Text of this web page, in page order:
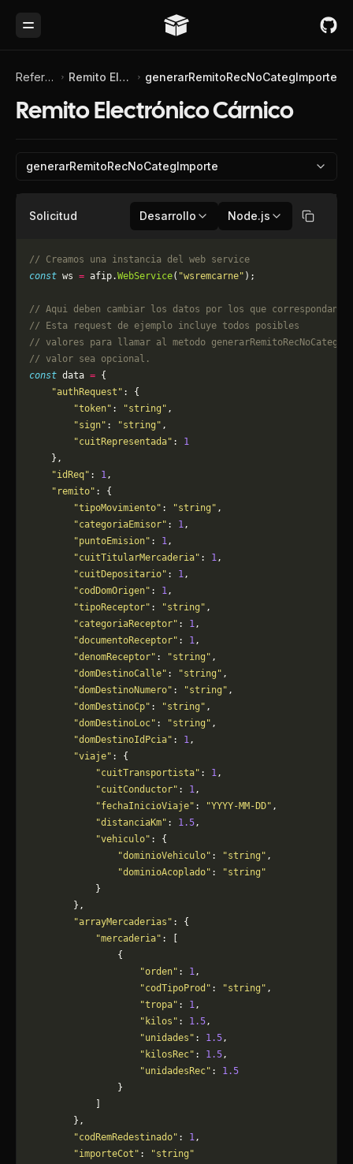
Toggle Menu
Referencia de API Remito Electrónico Cárnico generarRemitoRecNoCategImporte
Remito Electrónico Cárnico
generarRemitoRecNoCategImporte
Solicitud Desarrollo Node.js Copiar
// Creamos una instancia del web service
const ws = afip.WebService( "wsremcarne" );
// Aqui deben cambiar los datos por los que correspondan.
// Esta request de ejemplo incluye todos posibles
// valores para llamar al metodo
// valor sea opcional.
const data = {
    "authRequest"
: {
        "token"
: "string" ,
        "sign"
: "string" ,
        "cuitRepresentada"
: 1
    },
    "idReq"
: 1,
    "remito"
: {
        "tipoMovimiento"
: "string" ,
        "categoriaEmisor"
: 1,
        "puntoEmision"
: 1,
        "cuitTitularMercaderia"
: 1,
        "cuitDepositario"
: 1,
        "codDomOrigen"
: 1,
        "tipoReceptor"
: "string" ,
        "categoriaReceptor"
: 1,
        "documentoReceptor"
: 1,
        "denomReceptor"
: "string" ,
        "domDestinoCalle"
: "string" ,
        "domDestinoNumero"
: "string" ,
        "domDestinoCp"
: "string" ,
        "domDestinoLoc"
: "string" ,
        "domDestinoIdPcia"
: 1,
        "viaje"
: {
            "cuitTransportista"
: 1,
            "cuitConductor"
: 1,
            "fechaInicioViaje"
: "YYYY-MM-DD" ,
            "distanciaKm"
: 1.5,
            "vehiculo"
: {
                "dominioVehiculo"
: "string" ,
                "dominioAcoplado"
:
"string"
            }
        },
        "arrayMercaderias"
: {
            "mercaderia"
: [
                {
                    "orden"
: 1,
                    "codTipoProd"
: "string" ,
                    "tropa"
: 1,
                    "kilos"
: 1.5,
                    "unidades"
: 1.5,
                    "kilosRec"
: 1.5,
                    "unidadesRec"
: 1.5
                }
        },
        "codRemRedestinado"
: 1,
        "importeCot"
:
"string"